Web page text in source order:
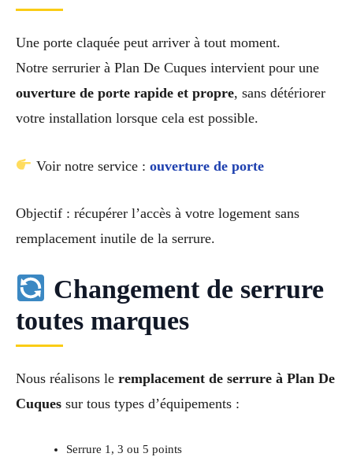
Une porte claquée peut arriver à tout moment.
Notre serrurier à Plan De Cuques intervient pour une
ouverture de porte rapide et propre, sans détériorer
votre installation lorsque cela est possible.
Voir notre service : ouverture de porte
Objectif : récupérer l’accès à votre logement sans
remplacement inutile de la serrure.
Changement de serrure
toutes marques
Nous réalisons le remplacement de serrure à Plan De
Cuques sur tous types d’équipements :
Serrure 1, 3 ou 5 points